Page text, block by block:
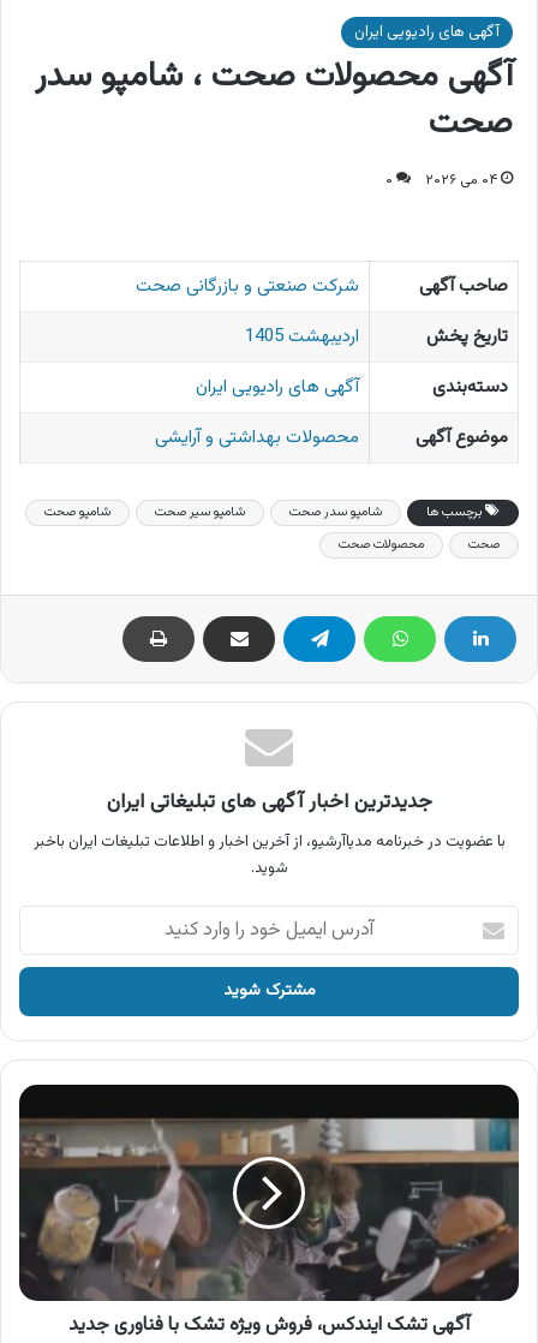
آگهی های رادیویی ایران
آگهی محصولات صحت ، شامپو سدر
صحت
۰۴ می ۲۰۲۶ ۰
صاحب آگهی
شركت صنعتی و بازرگانی صحت
تاریخ پخش
اردیبهشت 1405
دسته‌بندی
آگهی های رادیویی ایران
موضوع آگهی
محصولات بهداشتی و آرایشی
برچسب ها شامپو سدر صحت شامپو سیر صحت
شامپو صحت
صحت
محصولات صحت
جدیدترین اخبار آگهی های تبلیغاتی ایران
با عضویت در خبرنامه مدیاآرشیو، از آخرین اخبار و اطلاعات تبلیغات ایران باخبر
شوید.
آدرس
ایمیل
خود
وارد
کنید
آگهی
تشک
ایندکس،
فروش
ویژه
تشک
با
فناوری
جدید
آگهی تشک ایندکس، فروش ویژه تشک با فناوری جدید